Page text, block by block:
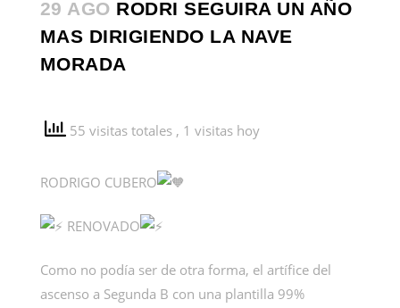
29 AGO RODRI SEGUIRA UN AÑO
MAS DIRIGIENDO LA NAVE
MORADA
55 visitas totales , 1 visitas hoy
RODRIGO CUBERO
RENOVADO
Como no podía ser de otra forma, el artífice del
ascenso a Segunda B con una plantilla 99%